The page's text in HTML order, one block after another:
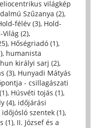
világkép
Szűzanya (2),
félév (3), Hold-
Világ (2),
, Hőségriadó (1),
, humanista
hun királyi sarj (2),
(3), Hunyadi Mátyás
- csillagászati
, Húsvéti tojás (1),
(4), időjárási
időjósló szentek (1),
(1), II. József és a